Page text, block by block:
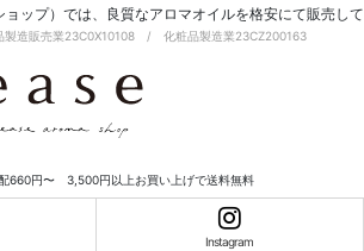
ップ）では、良質なアロマオイルを格安にて販売し
造販売業23C0X10108 / 化粧品製造業23CZ200163
660円〜 3,500円以上お買い上げで送料無料
Instagram